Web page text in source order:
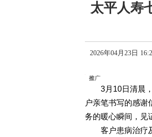
太平人寿
2026年04月23日
3月10日清晨，
户亲笔书写的感谢
务的暖心瞬间，见
客户患病治疗及